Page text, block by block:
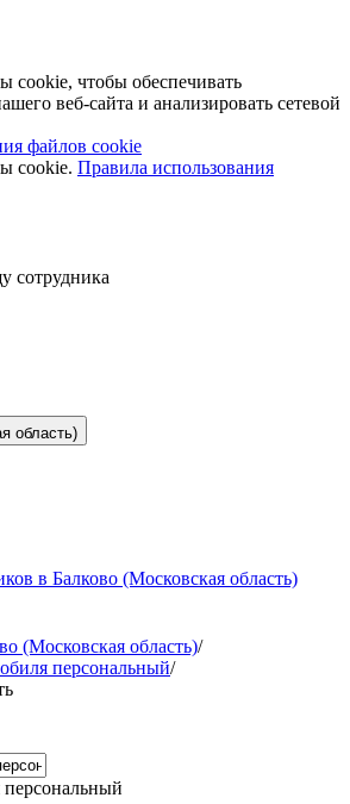
cookie, чтобы обеспечивать
веб-сайта и анализировать сетевой
файлов cookie
cookie. Правила использования
сотрудника
область)
в Балково (Московская область)
(Московская область)/
персональный/
персональный